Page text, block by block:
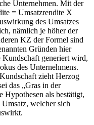
Unternehmen. Mit der
= Umsatzrendite X
des Umsatzes
nämlich je höher der
KZ der Formel sind
Gründen hier
Kundschaft generiert wird,
des Unternehmens.
zieht Herzog
das „Gras in der
Hypothesen als bestätigt,
welcher sich